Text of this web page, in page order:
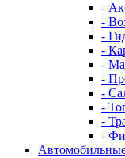
-
-
-
-
-
-
-
-
-
-